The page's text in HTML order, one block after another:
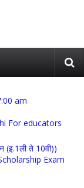
am
For educators
(इ.1ली ते 10वी))
Scholarship Exam